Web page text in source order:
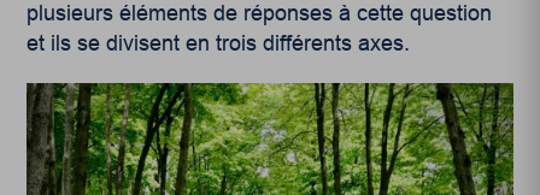
plusieurs éléments de réponses à cette question
et ils se divisent en trois différents axes.